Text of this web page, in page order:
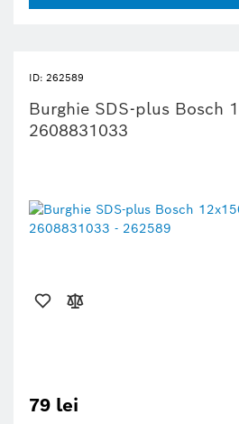
ID: 262589
Burghie SDS-plus Bosch
2608831033
79 lei